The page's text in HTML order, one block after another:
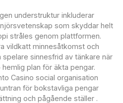
understruktur inkluderar
som skyddar helt
stråles genom plattformen.
vildkatt minnesåtkomst och
sinnesfrid av tänkare när
plan för äkta pengar.
Casino social organisation
för bokstavliga pengar
och pågående ställer .